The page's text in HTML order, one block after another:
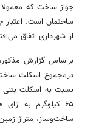
جواز ساخت که
از شهرداری اتفاق
براساس گزارش
درمجموع اسکلت
۶۵ کیلوگرم به
ساخت‌وساز، متراژ